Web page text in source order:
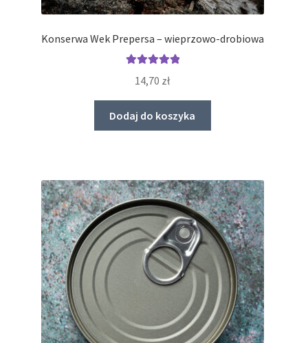
Konserwa Wek Prepersa – wieprzowo-drobiowa
5.00
14,70 zł
Dodaj do koszyka